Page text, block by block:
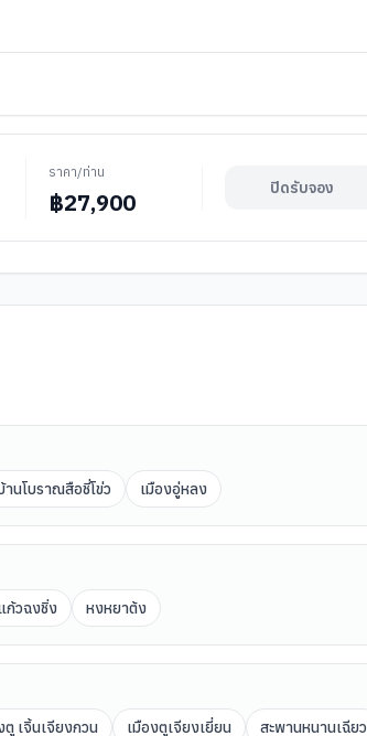
ราคา/ท่าน
฿27,900 ปิดรับจอง
านโบราณสือชี่โข่ว เมืองอู่หลง
ก้วฉงชิ่ง หงหยาต้ง
เจิ้นเจียงกวน เมืองตูเจียงเยี่ยน สะพานหนานเฉียว